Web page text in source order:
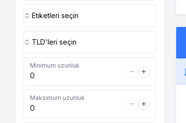
Etiketleri seçin
TLD'leri seçin
Minimum uzunluk
Maksimum uzunluk